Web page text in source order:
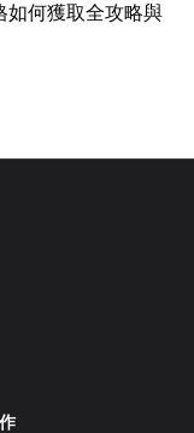
如何獲取全攻略與